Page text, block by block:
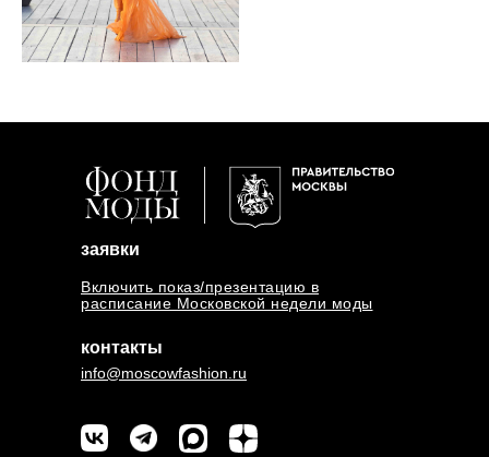
контакты
info@moscowfashion.ru
заявки
Включить показ/презентацию в
расписание Московской недели моды